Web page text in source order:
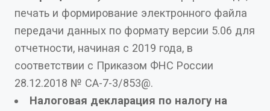
печать и формирование электронного файла
передачи данных по формату версии 5.06 для
отчетности, начиная с 2019 года, в
соответствии с Приказом ФНС России
28.12.2018 № СА-7-3/853@.
Налоговая декларация по налогу на